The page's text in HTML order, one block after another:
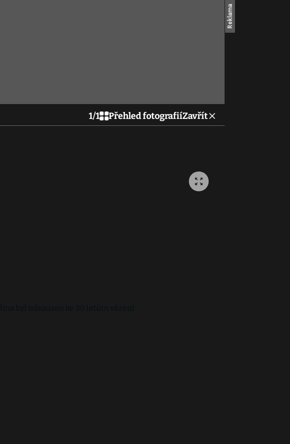
1/1 Přehled fotografiíZavřít